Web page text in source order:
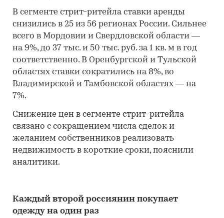
В сегменте стрит-ритейла ставки аренды
снизились в 25 из 56 регионах России. Сильнее
всего в Мордовии и Свердловской области —
на 9%, до 37 тыс. и 50 тыс. руб. за 1 кв. м в год
соответственно. В Оренбургской и Тульской
областях ставки сократились на 8%, во
Владимирской и Тамбовской областях — на
7%.
Снижение цен в сегменте стрит-ритейла
связано с сокращением числа сделок и
желанием собственников реализовать
недвижимость в короткие сроки, пояснили
аналитики.
Каждый второй россиянин покупает
одежду на один раз